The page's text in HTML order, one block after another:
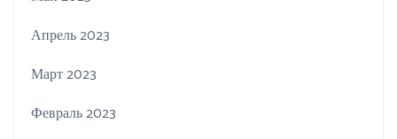
Апрель 2023
Март 2023
Февраль 2023